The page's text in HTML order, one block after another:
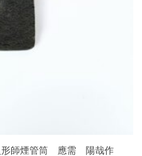
形師煙管筒 應需 陽哉作